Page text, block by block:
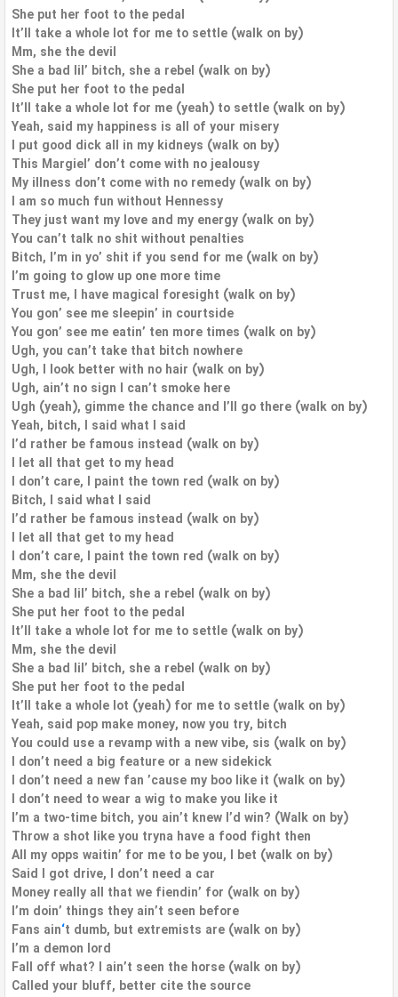
She put her foot to the pedal
It’ll take a whole lot for me to settle (walk on by)
Mm, she the devil
She a bad lil’ bitch, she a rebel (walk on by)
She put her foot to the pedal
It’ll take a whole lot for me (yeah) to settle (walk on by)
Yeah, said my happiness is all of your misery
I put good dick all in my kidneys (walk on by)
This Margiel’ don’t come with no jealousy
My illness don’t come with no remedy (walk on by)
I am so much fun without Hennessy
They just want my love and my energy (walk on by)
You can’t talk no shit without penalties
Bitch, I’m in yo’ shit if you send for me (walk on by)
I’m going to glow up one more time
Trust me, I have magical foresight (walk on by)
You gon’ see me sleepin’ in courtside
You gon’ see me eatin’ ten more times (walk on by)
Ugh, you can’t take that bitch nowhere
Ugh, I look better with no hair (walk on by)
Ugh, ain’t no sign I can’t smoke here
Ugh (yeah), gimme the chance and I’ll go there (walk on by)
Yeah, bitch, I said what I said
I’d rather be famous instead (walk on by)
I let all that get to my head
I don’t care, I paint the town red (walk on by)
Bitch, I said what I said
I’d rather be famous instead (walk on by)
I let all that get to my head
I don’t care, I paint the town red (walk on by)
Mm, she the devil
She a bad lil’ bitch, she a rebel (walk on by)
She put her foot to the pedal
It’ll take a whole lot for me to settle (walk on by)
Mm, she the devil
She a bad lil’ bitch, she a rebel (walk on by)
She put her foot to the pedal
It’ll take a whole lot (yeah) for me to settle (walk on by)
Yeah, said pop make money, now you try, bitch
You could use a revamp with a new vibe, sis (walk on by)
I don’t need a big feature or a new sidekick
I don’t need a new fan ’cause my boo like it (walk on by)
I don’t need to wear a wig to make you like it
I’m a two-time bitch, you ain’t knew I’d win? (Walk on by)
Throw a shot like you tryna have a food fight then
All my opps waitin’ for me to be you, I bet (walk on by)
Said I got drive, I don’t need a car
Money really all that we fiendin’ for (walk on by)
I’m doin’ things they ain’t seen before
Fans ain‘t dumb, but extremists are (walk on by)
I’m a demon lord
Fall off what? I ain’t seen the horse (walk on by)
Called your bluff, better cite the source